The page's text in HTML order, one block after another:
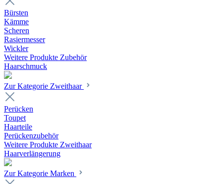
Bürsten
Kämme
Scheren
Rasiermesser
Wickler
Weitere Produkte Zubehör
Haarschmuck
Zur Kategorie Zweithaar
Perücken
Toupet
Haarteile
Perückenzubehör
Weitere Produkte Zweithaar
Haarverlängerung
Zur Kategorie Marken